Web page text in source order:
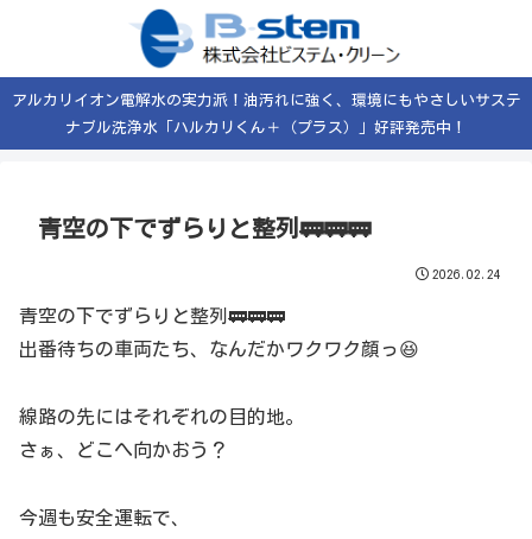
アルカリイオン電解水の実力派！油汚れに強く、環境にもやさしいサステ
ナブル洗浄水「ハルカリくん＋（プラス）」好評発売中！
青空の下でずらりと整列🚃🚃🚃
2026.02.24
青空の下でずらりと整列🚃🚃🚃
出番待ちの車両たち、なんだかワクワク顔っ😆
線路の先にはそれぞれの目的地。
さぁ、どこへ向かおう？
今週も安全運転で、